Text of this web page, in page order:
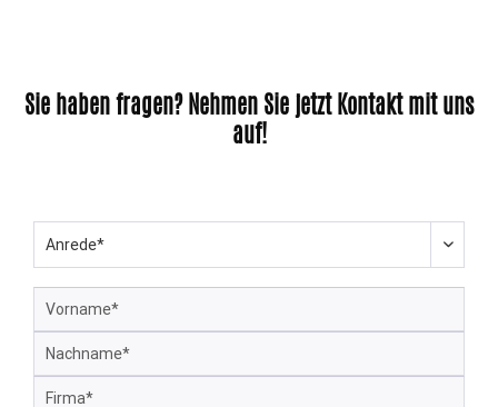
Sie haben fragen? Nehmen Sie jetzt Kontakt mit uns
auf!